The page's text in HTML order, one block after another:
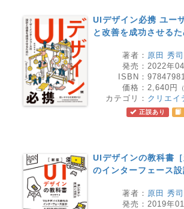
UIデザイン必携 ユー
と改善を成功させるた
著者： 原田 秀司
発売： 2022年
ISBN：
価格： 2,640円
カテゴリ： クリエイ
正誤あり
UIデザインの教科書
のインターフェース設
著者： 原田 秀司
発売： 2019年